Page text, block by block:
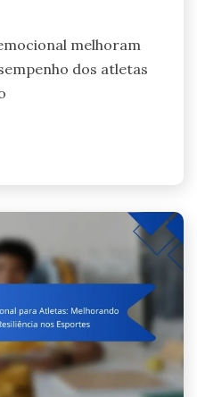
melhoram
dos atletas